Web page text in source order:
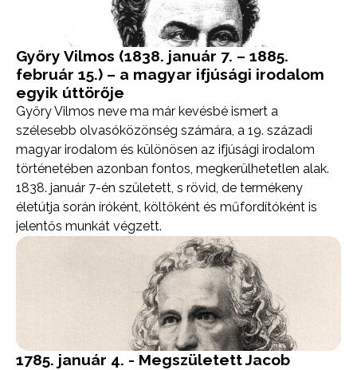
Győry Vilmos (1838. január 7. – 1885.
február 15.) – a magyar ifjúsági irodalom
egyik úttörője
Győry Vilmos neve ma már kevésbé ismert a
szélesebb olvasóközönség számára, a 19. századi
magyar irodalom és különösen az ifjúsági irodalom
történetében azonban fontos, megkerülhetetlen alak.
1838. január 7-én született, s rövid, de termékeny
életútja során íróként, költőként és műfordítóként is
jelentős munkát végzett.
1785. január 4. - Megszületett Jacob